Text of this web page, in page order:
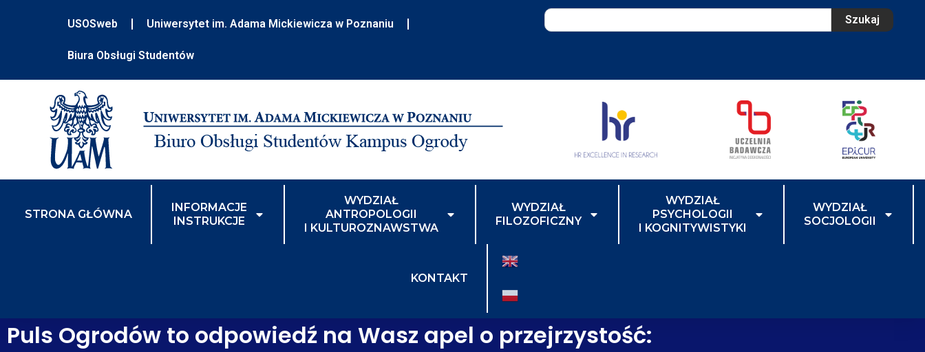
USOSweb Uniwersytet im. Adama Mickiewicza w Poznaniu
Biura Obsługi Studentów
Szukaj
STRONA GŁÓWNA
INFORMACJE
INSTRUKCJE
WYDZIAŁ
ANTROPOLOGII
I KULTUROZNAWSTWA
WYDZIAŁ
FILOZOFICZNY
WYDZIAŁ
PSYCHOLOGII
I KOGNITYWISTYKI
WYDZIAŁ
SOCJOLOGII
KONTAKT
Puls Ogrodów to odpowiedź na Wasz apel o przejrzystość: